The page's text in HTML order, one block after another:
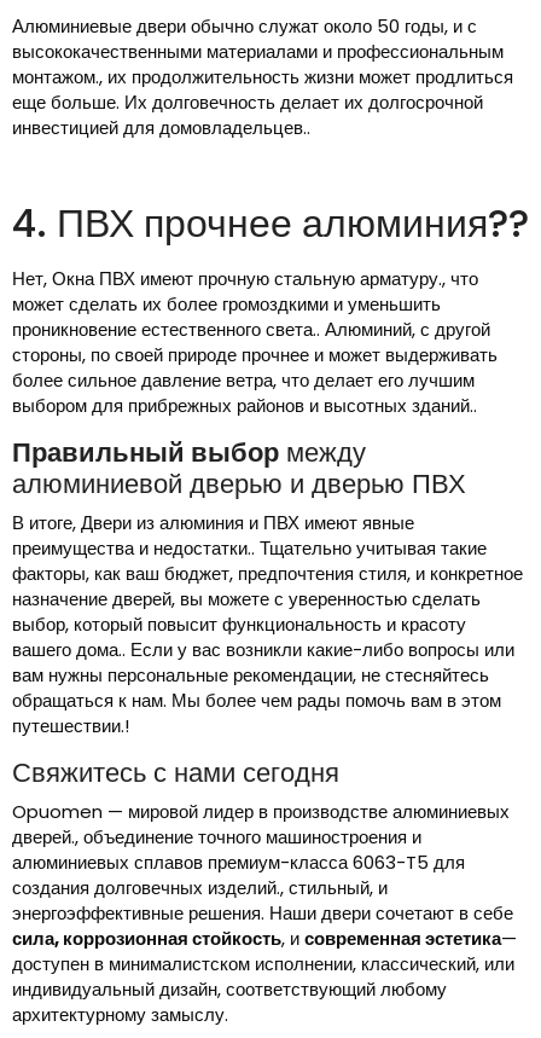
Алюминиевые двери обычно служат около 50 годы, и с
высококачественными материалами и профессиональным
монтажом., их продолжительность жизни может продлиться
еще больше. Их долговечность делает их долгосрочной
инвестицией для домовладельцев..
4. ПВХ прочнее алюминия??
Нет, Окна ПВХ имеют прочную стальную арматуру., что
может сделать их более громоздкими и уменьшить
проникновение естественного света.. Алюминий, с другой
стороны, по своей природе прочнее и может выдерживать
более сильное давление ветра, что делает его лучшим
выбором для прибрежных районов и высотных зданий..
Правильный выбор между
алюминиевой дверью и дверью ПВХ
В итоге, Двери из алюминия и ПВХ имеют явные
преимущества и недостатки.. Тщательно учитывая такие
факторы, как ваш бюджет, предпочтения стиля, и конкретное
назначение дверей, вы можете с уверенностью сделать
выбор, который повысит функциональность и красоту
вашего дома.. Если у вас возникли какие-либо вопросы или
вам нужны персональные рекомендации, не стесняйтесь
обращаться к нам. Мы более чем рады помочь вам в этом
путешествии.!
Свяжитесь с нами сегодня
Opuomen — мировой лидер в производстве алюминиевых
дверей., объединение точного машиностроения и
алюминиевых сплавов премиум-класса 6063-T5 для
создания долговечных изделий., стильный, и
энергоэффективные решения. Наши двери сочетают в себе
сила, коррозионная стойкость, исовременная эстетика—
доступен в минималистском исполнении, классический, или
индивидуальный дизайн, соответствующий любому
архитектурному замыслу.